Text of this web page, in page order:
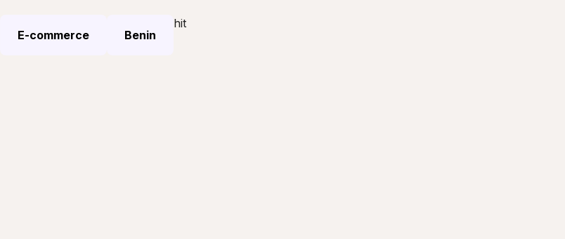
E-commerce Benin
hit